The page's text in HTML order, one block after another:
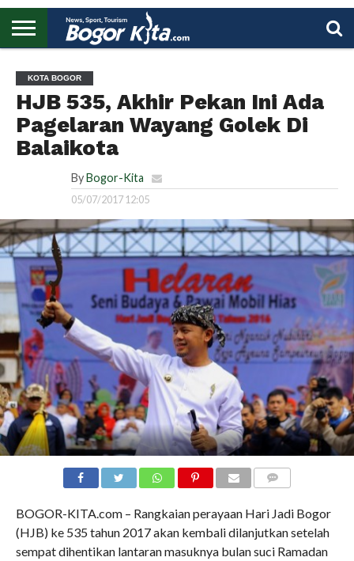
UTAMA
KOTA BOGOR
HJB 535, Akhir Pekan Ini Ada
Pagelaran Wayang Golek Di
Balaikota
By Bogor-Kita
05/07/2017 12:05
BOGOR-KITA.com – Rangkaian perayaan Hari Jadi Bogor
(HJB) ke 535 tahun 2017 akan kembali dilanjutkan setelah
sempat dihentikan lantaran masuknya bulan suci Ramadan